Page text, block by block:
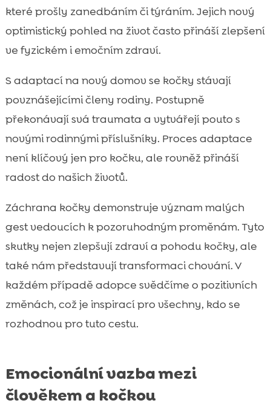
které prošly zanedbáním či týráním. Jejich nový
optimistický pohled na život často přináší zlepšení
ve fyzickém i emočním zdraví.
S adaptací na nový domov se kočky stávají
povznášejícími členy rodiny. Postupně
překonávají svá traumata a vytvářejí pouto s
novými rodinnými příslušníky. Proces adaptace
není klíčový jen pro kočku, ale rovněž přináší
radost do našich životů.
Záchrana kočky demonstruje význam malých
gest vedoucích k pozoruhodným proměnám. Tyto
skutky nejen zlepšují zdraví a pohodu kočky, ale
také nám představují transformaci chování. V
každém případě adopce svědčíme o pozitivních
změnách, což je inspirací pro všechny, kdo se
rozhodnou pro tuto cestu.
Emocionální vazba mezi
člověkem a kočkou